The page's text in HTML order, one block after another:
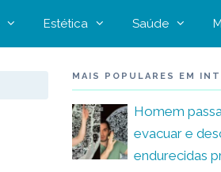
Estética Saúde
MAIS POPULARES EM
Homem
evacuar e
endurecidas